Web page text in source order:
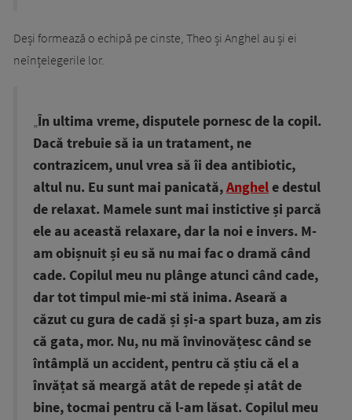
Deși formează o echipă pe cinste, Theo și Anghel au și ei
neînțelegerile lor.
„În ultima vreme, disputele pornesc de la copil.
Dacă trebuie să ia un tratament, ne
contrazicem, unul vrea să îi dea antibiotic,
altul nu. Eu sunt mai panicată,Anghele destul
de relaxat. Mamele sunt mai instictive și parcă
ele au această relaxare, dar la noi e invers. M-
am obișnuit și eu să nu mai fac o dramă când
cade. Copilul meu nu plânge atunci când cade,
dar tot timpul mie-mi stă inima. Aseară a
căzut cu gura de cadă și și-a spart buza, am zis
că gata, mor. Nu, nu mă învinovățesc când se
întâmplă un accident, pentru că știu că el a
învățat să meargă atât de repede și atât de
bine, tocmai pentru că l-am lăsat. Copilul meu